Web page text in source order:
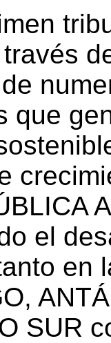
que
el
en
SUR